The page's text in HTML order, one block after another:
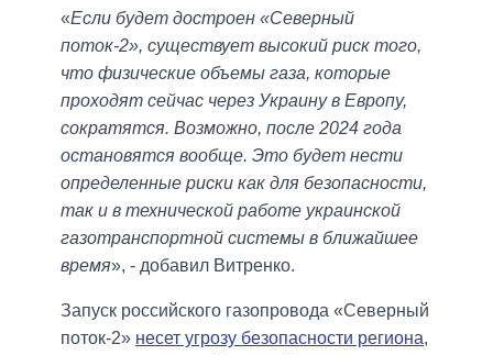
«Если будет достроен «Северный
поток-2», существует высокий риск того,
что физические объемы газа, которые
проходят сейчас через Украину в Европу,
сократятся. Возможно, после 2024 года
остановятся вообще. Это будет нести
определенные риски как для безопасности,
так и в технической работе украинской
газотранспортной системы в ближайшее
время», - добавил Витренко.
Запуск российского газопровода «Северный
поток-2» несет угрозу безопасности региона,